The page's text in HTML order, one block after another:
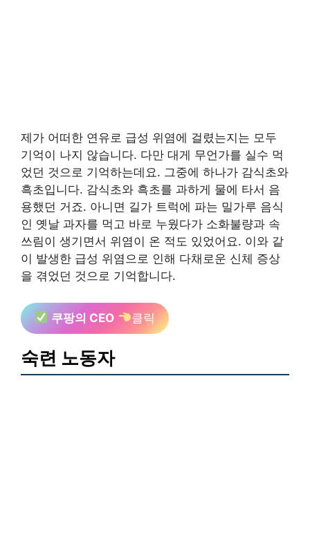
제가 어떠한 연유로 급성 위염에 걸렸는지는 모두
기억이 나지 않습니다. 다만 대게 무언가를 실수 먹
었던 것으로 기억하는데요. 그중에 하나가 감식초와
흑초입니다. 감식초와 흑초를 과하게 물에 타서 음
용했던 거죠. 아니면 길가 트럭에 파는 밀가루 음식
인 옛날 과자를 먹고 바로 누웠다가 소화불량과 속
쓰림이 생기면서 위염이 온 적도 있었어요. 이와 같
이 발생한 급성 위염으로 인해 다채로운 신체 증상
을 겪었던 것으로 기억합니다.
쿠팡의 CEO 클릭
숙련 노동자